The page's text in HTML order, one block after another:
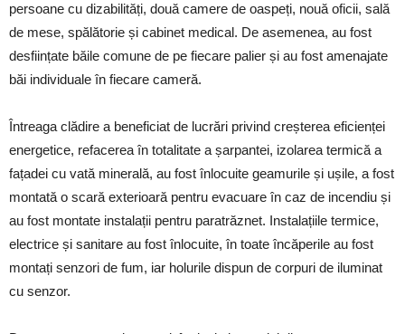
persoane cu dizabilități, două camere de oaspeți, nouă oficii, sală
de mese, spălătorie și cabinet medical. De asemenea, au fost
desființate băile comune de pe fiecare palier și au fost amenajate
băi individuale în fiecare cameră.
Întreaga clădire a beneficiat de lucrări privind creșterea eficienței
energetice, refacerea în totalitate a șarpantei, izolarea termică a
fațadei cu vată minerală, au fost înlocuite geamurile și ușile, a fost
montată o scară exterioară pentru evacuare în caz de incendiu și
au fost montate instalații pentru paratrăznet. Instalațiile termice,
electrice și sanitare au fost înlocuite, în toate încăperile au fost
montați senzori de fum, iar holurile dispun de corpuri de iluminat
cu senzor.